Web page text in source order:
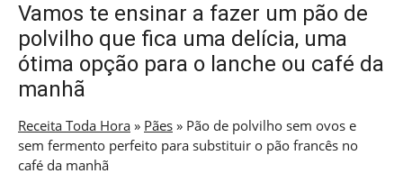
Vamos te ensinar a fazer um pão de
polvilho que fica uma delícia, uma
ótima opção para o lanche ou café da
manhã
Receita Toda Hora » Pães » Pão de polvilho sem ovos e
sem fermento perfeito para substituir o pão francês no
café da manhã